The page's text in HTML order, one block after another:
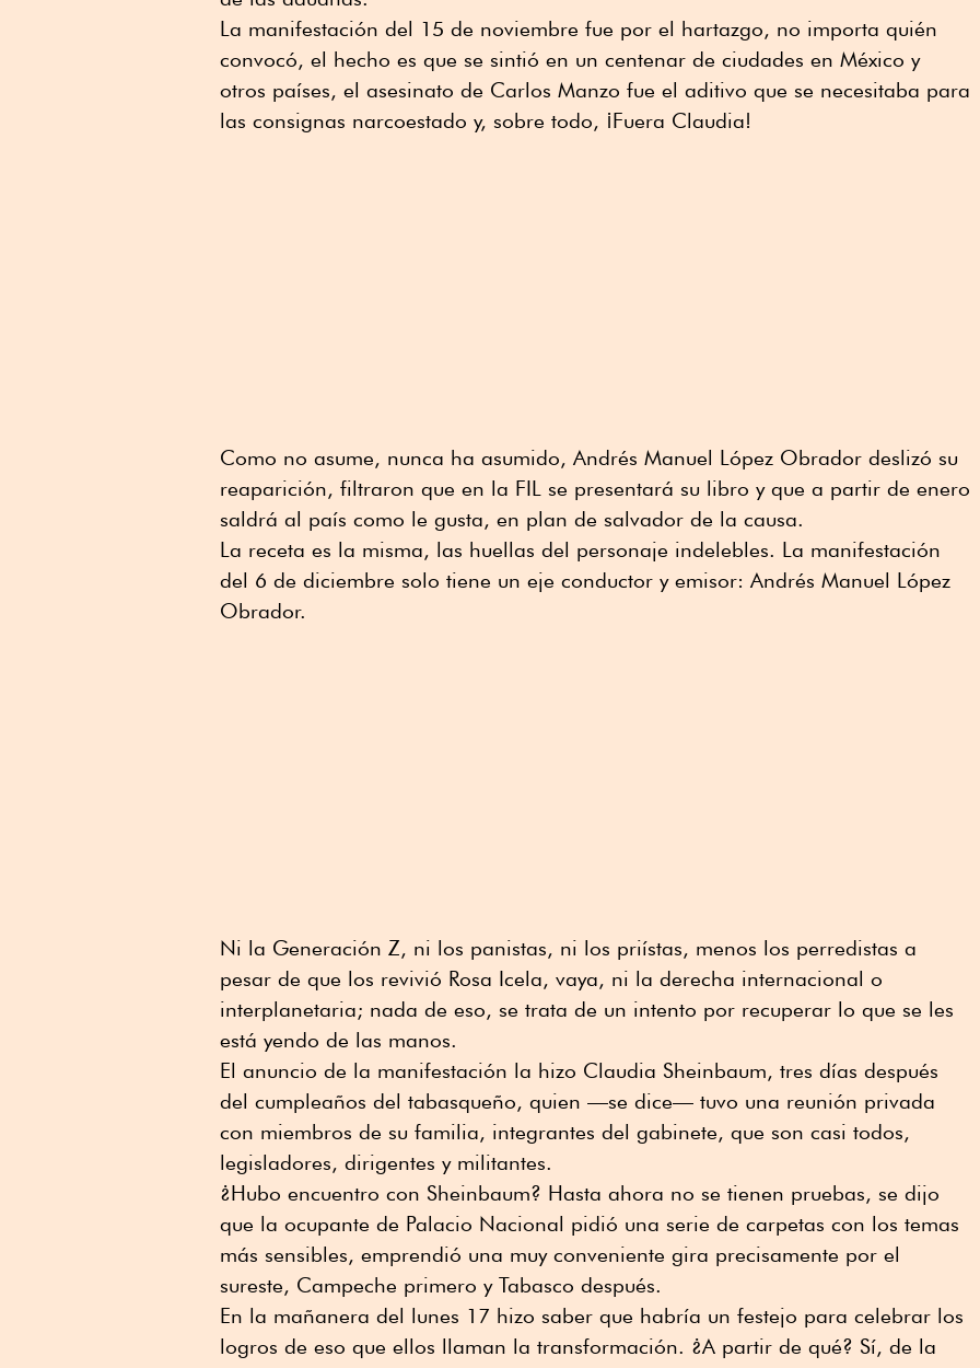
La manifestación del 15 de noviembre fue por el hartazgo, no importa quién
convocó, el hecho es que se sintió en un centenar de ciudades en México y
otros países, el asesinato de Carlos Manzo fue el aditivo que se necesitaba para
las consignas narcoestado y, sobre todo, ¡Fuera Claudia!
Como no asume, nunca ha asumido, Andrés Manuel López Obrador deslizó su
reaparición, filtraron que en la FIL se presentará su libro y que a partir de enero
saldrá al país como le gusta, en plan de salvador de la causa.
La receta es la misma, las huellas del personaje indelebles. La manifestación
del 6 de diciembre solo tiene un eje conductor y emisor: Andrés Manuel López
Obrador.
Ni la Generación Z, ni los panistas, ni los priístas, menos los perredistas a
pesar de que los revivió Rosa Icela, vaya, ni la derecha internacional o
interplanetaria; nada de eso, se trata de un intento por recuperar lo que se les
está yendo de las manos.
El anuncio de la manifestación la hizo Claudia Sheinbaum, tres días después
del cumpleaños del tabasqueño, quien —se dice— tuvo una reunión privada
con miembros de su familia, integrantes del gabinete, que son casi todos,
legisladores, dirigentes y militantes.
¿Hubo encuentro con Sheinbaum? Hasta ahora no se tienen pruebas, se dijo
que la ocupante de Palacio Nacional pidió una serie de carpetas con los temas
más sensibles, emprendió una muy conveniente gira precisamente por el
sureste, Campeche primero y Tabasco después.
En la mañanera del lunes 17 hizo saber que habría un festejo para celebrar los
logros de eso que ellos llaman la transformación. ¿A partir de qué? Sí, de la